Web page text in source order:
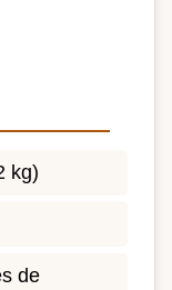
kg)
de